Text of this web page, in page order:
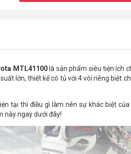
MTL41100là sản phẩm siêu tiện ích
lớn, thiết kế có tủ với 4 vòi riêng biệt
tại thì điều gì làm nên sự khác biệt của
này ngay dưới đây!